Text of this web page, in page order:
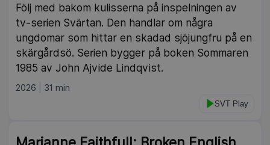
Följ med bakom kulisserna på inspelningen av
tv-serien Svärtan. Den handlar om några
ungdomar som hittar en skadad sjöjungfru på en
skärgårdsö. Serien bygger på boken Sommaren
1985 av John Ajvide Lindqvist.
2026 31 min
SVT Play